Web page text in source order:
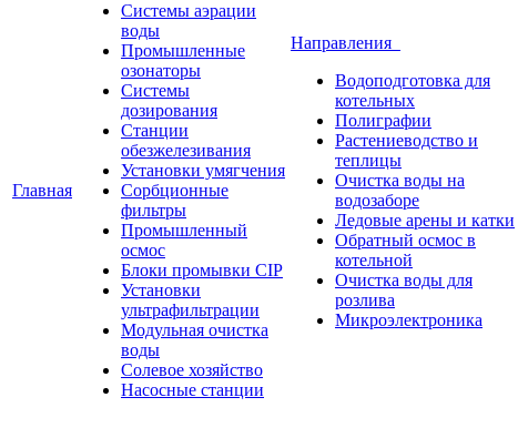
Главная
Системы аэрации
воды
Промышленные
озонаторы
Системы
дозирования
Станции
обезжелезивания
Установки умягчения
Сорбционные
фильтры
Промышленный
осмос
Блоки промывки CIP
Установки
ультрафильтрации
Модульная очистка
воды
Солевое хозяйство
Насосные станции
Направления
Водоподготовка для
котельных
Полиграфии
Растениеводство и
теплицы
Очистка воды на
водозаборе
Ледовые арены и катки
Обратный осмос в
котельной
Очистка воды для
розлива
Микроэлектроника